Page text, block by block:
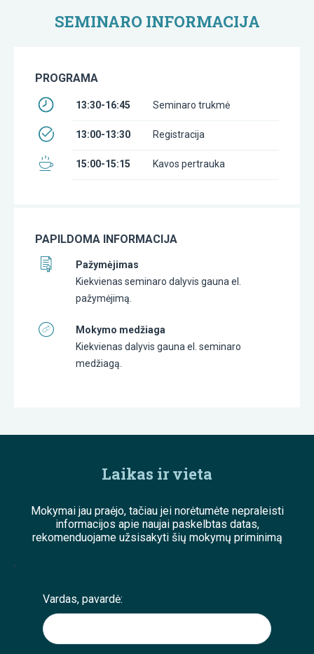
SEMINARO INFORMACIJA
PROGRAMA
13:30-16:45 Seminaro trukmė
13:00-13:30 Registracija
15:00-15:15 Kavos pertrauka
PAPILDOMA INFORMACIJA
Pažymėjimas
Kiekvienas seminaro dalyvis gauna el.
pažymėjimą.
Mokymo medžiaga
Kiekvienas dalyvis gauna el. seminaro
medžiagą.
Laikas ir vieta
Mokymai jau praėjo, tačiau jei norėtumėte nepraleisti
informacijos apie naujai paskelbtas datas,
rekomenduojame užsisakyti šių mokymų priminimą
;
Vardas, pavardė: